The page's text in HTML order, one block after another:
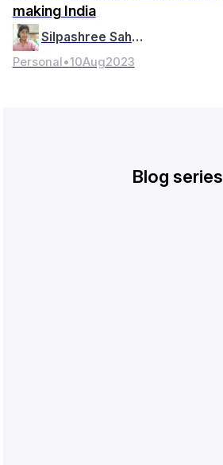
making India
Silpashree Saho…
Personal•10Aug2023
Blog series